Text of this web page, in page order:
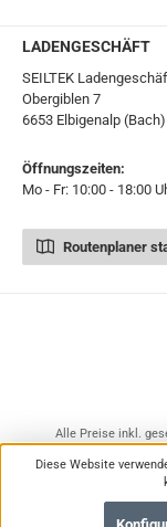
LADENGESCHÄFT
SEILTEK
Obergiblen 7
6653 Elbigenalp (Bach)
Öffnungszeiten:
Mo - Fr: 10:00 - 18:00
Routenplaner
Alle Preise inkl.
Diese Website